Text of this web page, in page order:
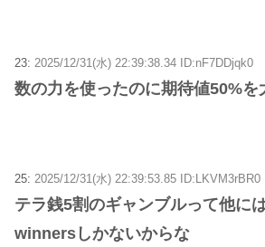
23: 2025/12/31(水) 22:39:38.34 ID:nF7DDjqk0
数の力を使ったのに期待値50%を
25: 2025/12/31(水) 22:39:53.85 ID:LKVM3rBR0
テラ銭5割のギャンブルって他に
winnersしかないからな